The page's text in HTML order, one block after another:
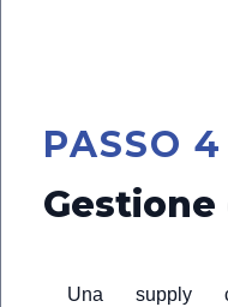
PASSO 4
Una supply